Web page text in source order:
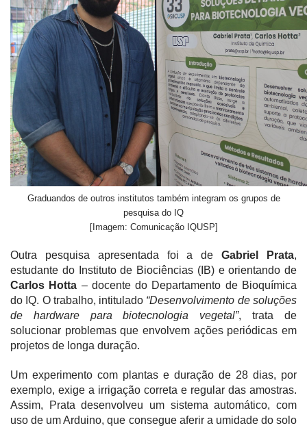
Graduandos de outros institutos também integram os grupos de
pesquisa do IQ
[Imagem: Comunicação IQUSP]
Outra pesquisa apresentada foi a deGabriel Prata,
estudante do Instituto de Biociências (IB) e orientando de
Carlos Hotta – docente do Departamento de Bioquímica
do IQ. O trabalho, intitulado “Desenvolvimento de soluções
de hardware para biotecnologia vegetal”, trata de
solucionar problemas que envolvem ações periódicas em
projetos de longa duração.
Um experimento com plantas e duração de 28 dias, por
exemplo, exige a irrigação correta e regular das amostras.
Assim, Prata desenvolveu um sistema automático, com
uso de um Arduino, que consegue aferir a umidade do solo